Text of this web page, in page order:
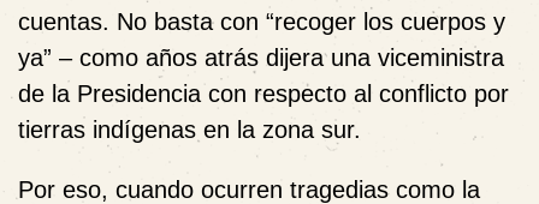
cuentas. No basta con “recoger los cuerpos y
ya” – como años atrás dijera una viceministra
de la Presidencia con respecto al conflicto por
tierras indígenas en la zona sur.
Por eso, cuando ocurren tragedias como la